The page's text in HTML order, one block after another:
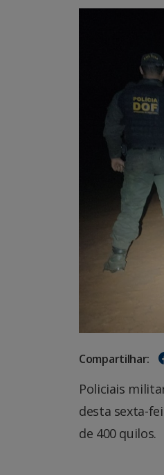
Compartilhar:
Policiais
desta sexta-
de 400 quilos.